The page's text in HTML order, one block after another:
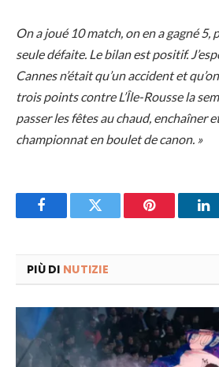
On a joué 10 match, on en a gagné 5,
seule défaite. Le bilan est positif.
Cannes n’était qu’un accident et
trois points contre L’Île-Rousse la
passer les fêtes au chaud, enchaîner
championnat en boulet de canon. »
FacebookTwitter Pinterest
PIÙ DI NUTIZIE